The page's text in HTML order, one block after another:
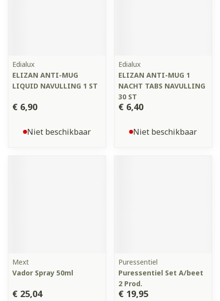
Edialux
ELIZAN ANTI-MUG
LIQUID NAVULLING 1 ST
€ 6,90
Niet beschikbaar
Edialux
ELIZAN ANTI-MUG 1
NACHT TABS NAVULLING
30 ST
€ 6,40
Niet beschikbaar
Mext
Vador Spray 50ml
€ 25,04
Puressentiel
Puressentiel Set A/beet
2 Prod.
€ 19,95